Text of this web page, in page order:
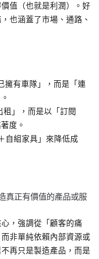
值（也就是利潤）。好
也涵蓋了市場、通路、
擁有車隊」，而是「連
」，而是以「訂閱
度。
自組家具」來降低成
真正有價值的產品或服
，強調從「顧客的痛
非單純依賴內部資源或
再只是製造產品，而是